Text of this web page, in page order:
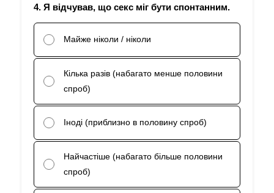
4. Я відчував, що секс міг бути спонтанним.
Майже ніколи / ніколи
Кілька разів (набагато менше половини
спроб)
Іноді (приблизно в половину спроб)
Найчастіше (набагато більше половини
спроб)